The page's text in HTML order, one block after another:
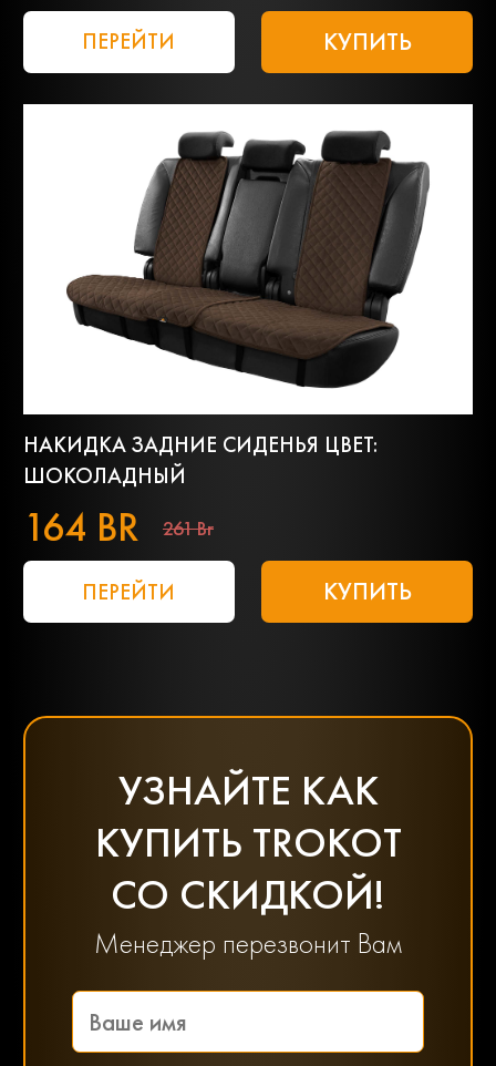
ПЕРЕЙТИ КУПИТЬ
НАКИДКА ЗАДНИЕ СИДЕНЬЯ ЦВЕТ:
ШОКОЛАДНЫЙ
164 BR 261 Br
ПЕРЕЙТИ КУПИТЬ
УЗНАЙТЕ КАК
КУПИТЬ TROKOT
СО СКИДКОЙ!
Менеджер перезвонит Вам